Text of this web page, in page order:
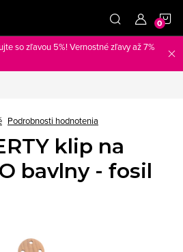
so zľavou 5%! Vernostné zľavy až 7%
Podrobnosti hodnotenia
klip na
bavlny - fosil